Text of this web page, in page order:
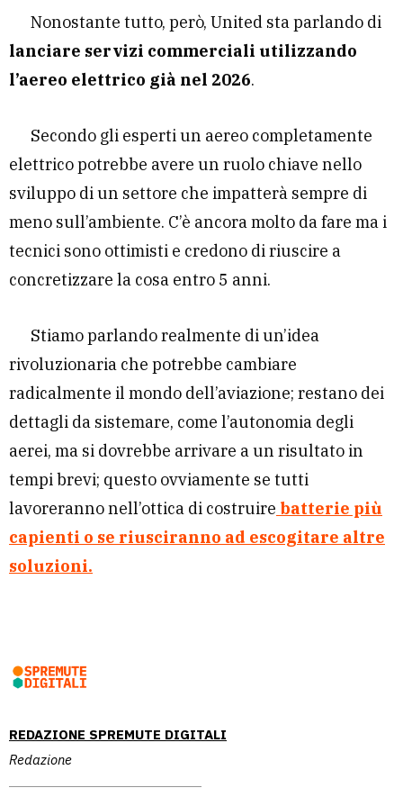
REDAZIONE SPREMUTE DIGITALI
Redazione
Nonostante tutto, però, United sta parlando di
lanciare servizi commerciali utilizzando
l’aereo elettrico già nel 2026.
Secondo gli esperti un aereo completamente
elettrico potrebbe avere un ruolo chiave nello
sviluppo di un settore che impatterà sempre di
meno sull’ambiente. C’è ancora molto da fare ma i
tecnici sono ottimisti e credono di riuscire a
concretizzare la cosa entro 5 anni.
Stiamo parlando realmente di un’idea
rivoluzionaria che potrebbe cambiare
radicalmente il mondo dell’aviazione; restano dei
dettagli da sistemare, come l’autonomia degli
aerei, ma si dovrebbe arrivare a un risultato in
tempi brevi; questo ovviamente se tutti
lavoreranno nell’ottica di costruire batterie più
capienti o se riusciranno ad escogitare altre
soluzioni.